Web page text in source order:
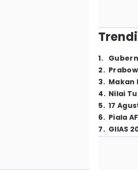
1.
2.
3. Makan
4. Nilai
5. 17
6. Piala
7. GIIAS